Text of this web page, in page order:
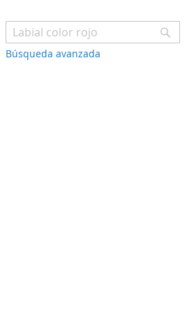
Búsqueda avanzada
Mi carrito